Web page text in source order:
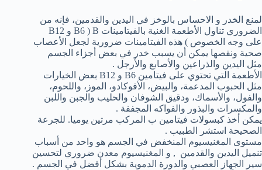
لمنع الخدر و الاحساس بالوخز في اليدين والقدمين، فإنه من
الضروري تناول الأطعمة الغنية بالفيتامينات B ( B6 و B12
على وجه الخصوص ) هذه الفيتامينات ضرورية لجعل الأعصاب
صحية ونقصها يمكن أن يسبب خدر في بعض أجزاء الجسم
مثل اليدين والذراعين والأصابع والأرجل .
الأطعمة التي تحتوي على فيتامين B6 و B12 بعض الخيارات
مثل الحبوب المدعمة، والبيض، الأفوكادو، الموز، واللحوم،
والفول، والأسماك، ودقيق الشوفان والحليب والجبن واللبن
والمكسرات والبذور والفواكه المجففة .
يمكن أخذ كبسولات فيتامين ب المركب مرتين يوميا. للجرعة
الصحيحة استشر الطبيب .
مستوى المغنيسيوم المنخفض في الجسم هو واحد من أسباب
تنميل اليدين والقدمين , و المغنيسيوم معدن ضروري لتحسين
سير الجهاز العصبي والدورة الدموية بشكل أفضل في الجسم .